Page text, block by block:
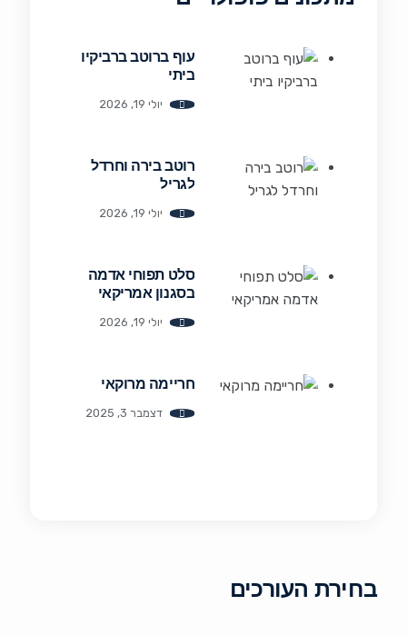
עוף ברוטב ברביקיו
ביתי
יולי 19, 2026
רוטב בירה וחרדל
לגריל
יולי 19, 2026
סלט תפוחי אדמה
בסגנון אמריקאי
יולי 19, 2026
חריימה מרוקאי
דצמבר 3, 2025
בחירת העורכים